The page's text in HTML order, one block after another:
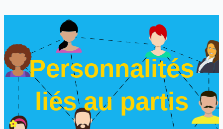
Personnalités
liés au partis